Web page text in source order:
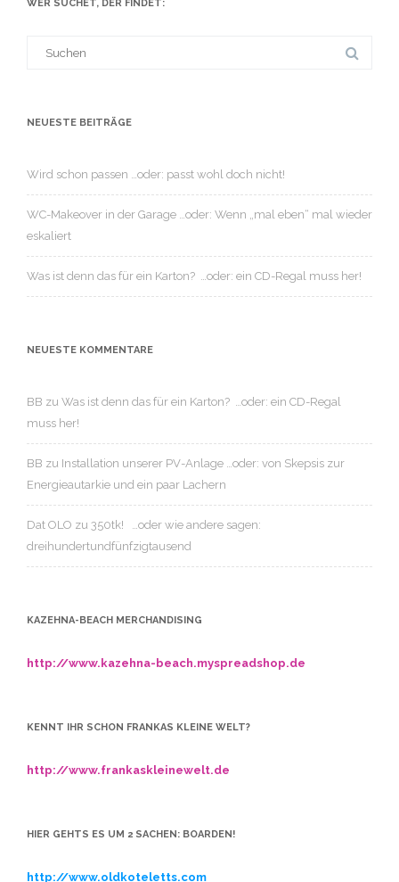
WER SUCHET, DER FINDET:
NEUESTE BEITRÄGE
Wird schon passen …oder: passt wohl doch nicht!
WC-Makeover in der Garage …oder: Wenn „mal eben“ mal wieder
eskaliert
Was ist denn das für ein Karton? …oder: ein CD-Regal muss her!
NEUESTE KOMMENTARE
BB zu Was ist denn das für ein Karton? …oder: ein CD-Regal
muss her!
BB zu Installation unserer PV-Anlage …oder: von Skepsis zur
Energieautarkie und ein paar Lachern
Dat OLO zu 350tk! …oder wie andere sagen:
dreihundertundfünfzigtausend
KAZEHNA-BEACH MERCHANDISING
http://www.kazehna-beach.myspreadshop.de
KENNT IHR SCHON FRANKAS KLEINE WELT?
http://www.frankaskleinewelt.de
HIER GEHTS ES UM 2 SACHEN: BOARDEN!
http://www.oldkoteletts.com